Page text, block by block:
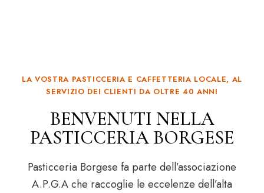
LA VOSTRA PASTICCERIA E CAFFETTERIA LOCALE, AL
SERVIZIO DEI CLIENTI DA OLTRE 40 ANNI
BENVENUTI NELLA
PASTICCERIA BORGESE
Pasticceria Borgese fa parte dell’associazione
A.P.G.A che raccoglie le eccelenze dell’alta